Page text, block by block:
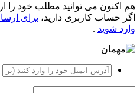
هم اکنون می توانید مطلب خود را
اگر حساب کاربری دارید، برای
وارد شوید .